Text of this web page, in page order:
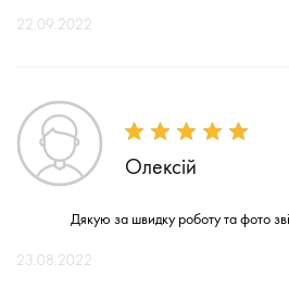
22.09.2022
Олексій
Дякую за швидку роботу та фото
23.08.2022